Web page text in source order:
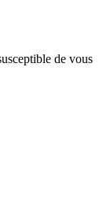
de vous